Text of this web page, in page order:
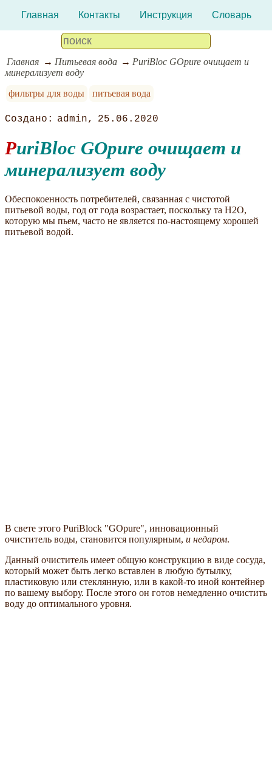
Главная Контакты Инструкция Словарь
Главная Питьевая вода
PuriBloc GOpure очищает и
минерализует воду
фильтры для воды
питьевая вода
admin 25.06.2020
PuriBloc GOpure очищает и
минерализует воду
Обеспокоенность потребителей, связанная с чистотой
питьевой воды, год от года возрастает, поскольку та H2O,
которую мы пьем, часто не является по-настоящему хорошей
питьевой водой.
В свете этого PuriBlock "GOpure", инновационный
очиститель воды, становится популярным, и недаром.
Данный очиститель имеет общую конструкцию в виде сосуда,
который может быть легко вставлен в любую бутылку,
пластиковую или стеклянную, или в какой-то иной контейнер
по вашему выбору. После этого он готов немедленно очистить
воду до оптимального уровня.